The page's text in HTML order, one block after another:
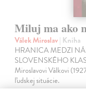
Miluj ma ako
Válek Miroslav| Kniha
HRANICA MEDZI
SLOVENSKÉHO
Miroslavovi Válkovi
ľudskej situácie.
Na sklade